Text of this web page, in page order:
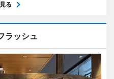
る
ラッシュ